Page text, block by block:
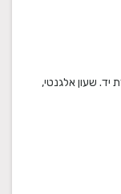
יד. שעון אלגנטי,